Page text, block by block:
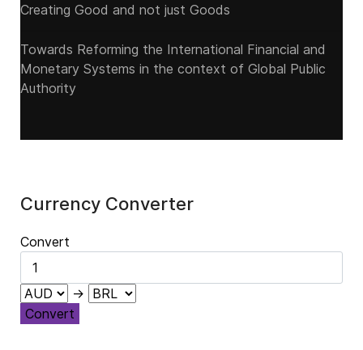
Creating Good and not just Goods
Towards Reforming the International Financial and
Monetary Systems in the context of Global Public
Authority
Currency Converter
Convert
→
Convert